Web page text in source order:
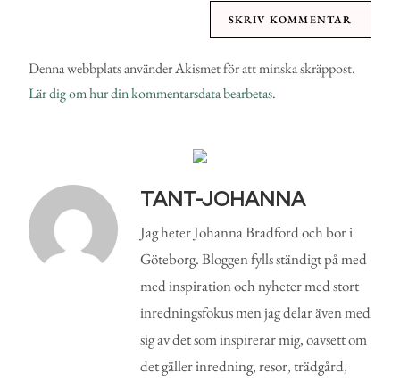
Denna webbplats använder Akismet för att minska skräppost.
Lär dig om hur din kommentarsdata bearbetas.
TANT-JOHANNA
Jag heter Johanna Bradford och bor i
Göteborg. Bloggen fylls ständigt på med
med inspiration och nyheter med stort
inredningsfokus men jag delar även med
sig av det som inspirerar mig, oavsett om
det gäller inredning, resor, trädgård,